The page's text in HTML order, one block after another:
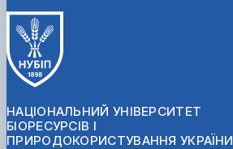
НАЦІОНАЛЬНИЙ УНІВЕРСИТЕТ
БІОРЕСУРСІВ І
ПРИРОДОКОРИСТУВАННЯ УКРАЇНИ